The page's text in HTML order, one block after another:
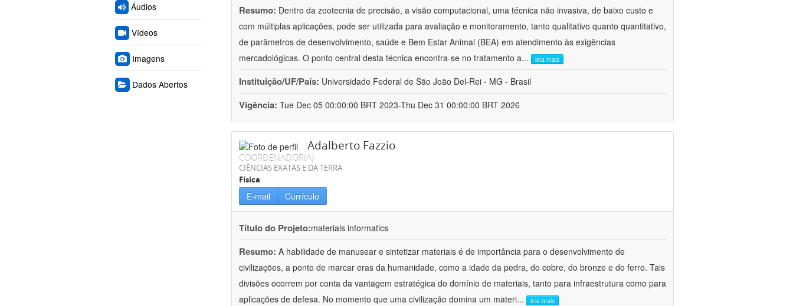
Áudios
Vídeos
Imagens
Dados Abertos
Resumo: Dentro da zootecnia de precisão, a visão computacional, uma técnica não invasiva, de baixo custo e
com múltiplas aplicações, pode ser utilizada para avaliação e monitoramento, tanto qualitativo quanto quantitativo,
de parâmetros de desenvolvimento, saúde e Bem Estar Animal (BEA) em atendimento às exigências
mercadológicas. O ponto central desta técnica encontra-se no tratamento a... leia mais
Instituição/UF/País: Universidade Federal de São João Del-Rei - MG - Brasil
Vigência: Tue Dec 05 00:00:00 BRT 2023-Thu Dec 31 00:00:00 BRT 2026
Adalberto Fazzio
COORDENADOR(A)
CIÊNCIAS EXATAS E DA TERRA
Física
E-mail Currículo
Título do Projeto:materials informatics
Resumo: A habilidade de manusear e sintetizar materiais é de importância para o desenvolvimento de
civilizações, a ponto de marcar eras da humanidade, como a idade da pedra, do cobre, do bronze e do ferro. Tais
divisões ocorrem por conta da vantagem estratégica do domínio de materiais, tanto para infraestrutura como para
aplicações de defesa. No momento que uma civilização domina um materi... leia mais